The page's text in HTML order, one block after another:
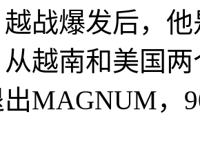
战爆发后，
越南和美国
MAGNUM，